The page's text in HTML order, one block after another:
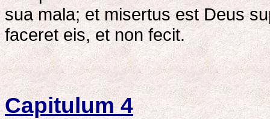
sua mala; et misertus est Deus
faceret eis, et non fecit.
Capitulum 4